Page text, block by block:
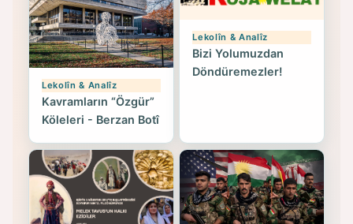
Lekolîn & Analîz
Kavramların “Özgür”
Köleleri - Berzan Botî
Lekolîn & Analîz
Bizi Yolumuzdan
Döndüremezler!